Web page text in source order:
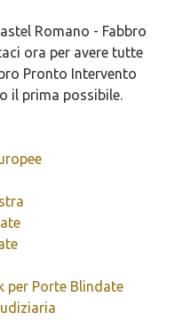
per Porte Blindate